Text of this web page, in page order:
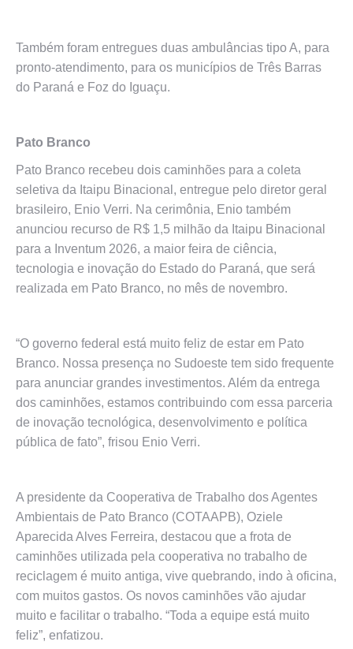
Também foram entregues duas ambulâncias tipo A, para
pronto-atendimento, para os municípios de Três Barras
do Paraná e Foz do Iguaçu.
Pato Branco
Pato Branco recebeu dois caminhões para a coleta
seletiva da Itaipu Binacional, entregue pelo diretor geral
brasileiro, Enio Verri. Na cerimônia, Enio também
anunciou recurso de R$ 1,5 milhão da Itaipu Binacional
para a Inventum 2026, a maior feira de ciência,
tecnologia e inovação do Estado do Paraná, que será
realizada em Pato Branco, no mês de novembro.
“O governo federal está muito feliz de estar em Pato
Branco. Nossa presença no Sudoeste tem sido frequente
para anunciar grandes investimentos. Além da entrega
dos caminhões, estamos contribuindo com essa parceria
de inovação tecnológica, desenvolvimento e política
pública de fato”, frisou Enio Verri.
A presidente da Cooperativa de Trabalho dos Agentes
Ambientais de Pato Branco (COTAAPB), Oziele
Aparecida Alves Ferreira, destacou que a frota de
caminhões utilizada pela cooperativa no trabalho de
reciclagem é muito antiga, vive quebrando, indo à oficina,
com muitos gastos. Os novos caminhões vão ajudar
muito e facilitar o trabalho. “Toda a equipe está muito
feliz”, enfatizou.